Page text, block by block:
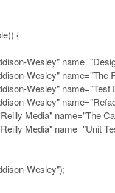
{
Wesley"
Wesley" name="The
Wesley" name="Test
Wesley"
Media" name="The
Media" name="Unit
Wesley");